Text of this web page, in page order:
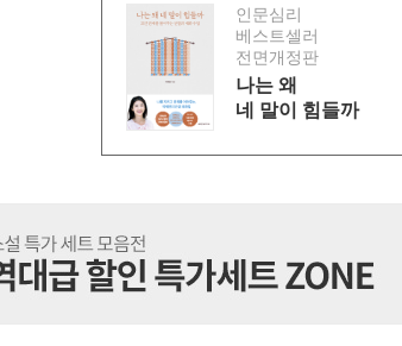
인문심리
베스트셀러
전면개정판
나는 왜
네 말이 힘들까